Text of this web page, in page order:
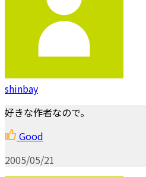
shinbay
好きな作者なので。
Good
2005/05/21